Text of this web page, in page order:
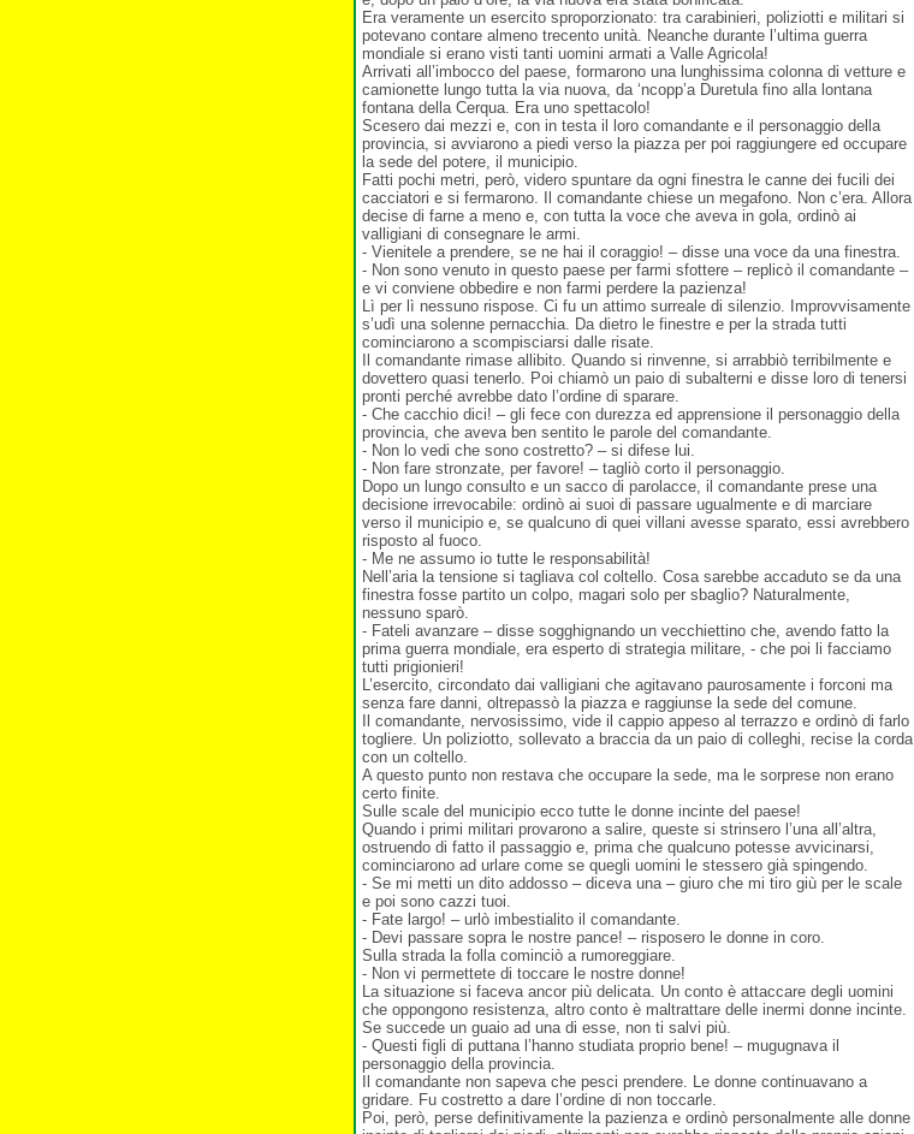
Era veramente un esercito sproporzionato: tra carabinieri, poliziotti e militari si
potevano contare almeno trecento unità. Neanche durante l’ultima guerra
mondiale si erano visti tanti uomini armati a Valle Agricola!
Arrivati all’imbocco del paese, formarono una lunghissima colonna di vetture e
camionette lungo tutta la via nuova, da ‘ncopp’a Duretula fino alla lontana
fontana della Cerqua. Era uno spettacolo!
Scesero dai mezzi e, con in testa il loro comandante e il personaggio della
provincia, si avviarono a piedi verso la piazza per poi raggiungere ed occupare
la sede del potere, il municipio.
Fatti pochi metri, però, videro spuntare da ogni finestra le canne dei fucili dei
cacciatori e si fermarono. Il comandante chiese un megafono. Non c’era. Allora
decise di farne a meno e, con tutta la voce che aveva in gola, ordinò ai
valligiani di consegnare le armi.
- Vienitele a prendere, se ne hai il coraggio! – disse una voce da una finestra.
- Non sono venuto in questo paese per farmi sfottere – replicò il comandante –
e vi conviene obbedire e non farmi perdere la pazienza!
Lì per lì nessuno rispose. Ci fu un attimo surreale di silenzio. Improvvisamente
s’udì una solenne pernacchia. Da dietro le finestre e per la strada tutti
cominciarono a scompisciarsi dalle risate.
Il comandante rimase allibito. Quando si rinvenne, si arrabbiò terribilmente e
dovettero quasi tenerlo. Poi chiamò un paio di subalterni e disse loro di tenersi
pronti perché avrebbe dato l’ordine di sparare.
- Che cacchio dici! – gli fece con durezza ed apprensione il personaggio della
provincia, che aveva ben sentito le parole del comandante.
- Non lo vedi che sono costretto? – si difese lui.
- Non fare stronzate, per favore! – tagliò corto il personaggio.
Dopo un lungo consulto e un sacco di parolacce, il comandante prese una
decisione irrevocabile: ordinò ai suoi di passare ugualmente e di marciare
verso il municipio e, se qualcuno di quei villani avesse sparato, essi avrebbero
risposto al fuoco.
- Me ne assumo io tutte le responsabilità!
Nell’aria la tensione si tagliava col coltello. Cosa sarebbe accaduto se da una
finestra fosse partito un colpo, magari solo per sbaglio? Naturalmente,
nessuno sparò.
- Fateli avanzare – disse sogghignando un vecchiettino che, avendo fatto la
prima guerra mondiale, era esperto di strategia militare, - che poi li facciamo
tutti prigionieri!
L’esercito, circondato dai valligiani che agitavano paurosamente i forconi ma
senza fare danni, oltrepassò la piazza e raggiunse la sede del comune.
Il comandante, nervosissimo, vide il cappio appeso al terrazzo e ordinò di farlo
togliere. Un poliziotto, sollevato a braccia da un paio di colleghi, recise la corda
con un coltello.
A questo punto non restava che occupare la sede, ma le sorprese non erano
certo finite.
Sulle scale del municipio ecco tutte le donne incinte del paese!
Quando i primi militari provarono a salire, queste si strinsero l’una all’altra,
ostruendo di fatto il passaggio e, prima che qualcuno potesse avvicinarsi,
cominciarono ad urlare come se quegli uomini le stessero già spingendo.
- Se mi metti un dito addosso – diceva una – giuro che mi tiro giù per le scale
e poi sono cazzi tuoi.
- Fate largo! – urlò imbestialito il comandante.
- Devi passare sopra le nostre pance! – risposero le donne in coro.
Sulla strada la folla cominciò a rumoreggiare.
- Non vi permettete di toccare le nostre donne!
La situazione si faceva ancor più delicata. Un conto è attaccare degli uomini
che oppongono resistenza, altro conto è maltrattare delle inermi donne incinte.
Se succede un guaio ad una di esse, non ti salvi più.
- Questi figli di puttana l’hanno studiata proprio bene! – mugugnava il
personaggio della provincia.
Il comandante non sapeva che pesci prendere. Le donne continuavano a
gridare. Fu costretto a dare l’ordine di non toccarle.
Poi, però, perse definitivamente la pazienza e ordinò personalmente alle donne